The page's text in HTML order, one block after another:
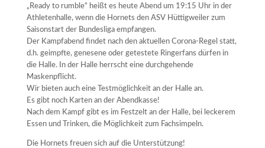
„Ready to rumble“ heißt es heute Abend um 19:15 Uhr in der
Athletenhalle, wenn die Hornets den ASV Hüttigweiler zum
Saisonstart der Bundesliga empfangen.
Der Kampfabend findet nach den aktuellen Corona-Regel statt,
d.h. geimpfte, genesene oder getestete Ringerfans dürfen in
die Halle. In der Halle herrscht eine durchgehende
Maskenpflicht.
Wir bieten auch eine Testmöglichkeit an der Halle an.
Es gibt noch Karten an der Abendkasse!
Nach dem Kampf gibt es im Festzelt an der Halle, bei leckerem
Essen und Trinken, die Möglichkeit zum Fachsimpeln.
Die Hornets freuen sich auf die Unterstützung!